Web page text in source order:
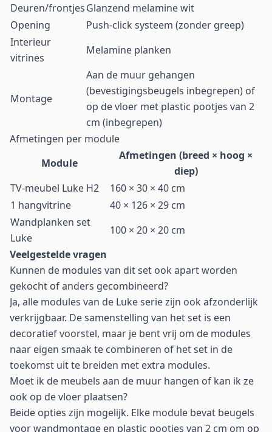
Deuren/frontjesGlanzend melamine wit
Opening
Push-click systeem (zonder greep)
Interieur
vitrines
Melamine planken
Montage
Aan de muur gehangen
(bevestigingsbeugels inbegrepen) of
op de vloer met plastic pootjes van 2
cm (inbegrepen)
Afmetingen per module
Module
Afmetingen (breed × hoog ×
diep)
TV-meubel Luke H2
160 × 30 × 40 cm
1 hangvitrine
40 × 126 × 29 cm
Wandplanken set
Luke
100 × 20 × 20 cm
Veelgestelde vragen
Kunnen de modules van dit set ook apart worden
gekocht of anders gecombineerd?
Ja, alle modules van de Luke serie zijn ook afzonderlijk
verkrijgbaar. De samenstelling van het set is een
decoratief voorstel, maar je bent vrij om de modules
naar eigen smaak te combineren of het set in de
toekomst uit te breiden met extra modules.
Moet ik de meubels aan de muur hangen of kan ik ze
ook op de vloer plaatsen?
Beide opties zijn mogelijk. Elke module bevat beugels
voor wandmontage en plastic pootjes van 2 cm om op